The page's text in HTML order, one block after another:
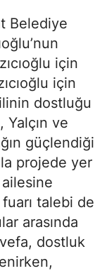
Belediye
için
için
dostluğu
Yalçın ve
güçlendiği
projede yer
ailesine
talebi de
arasında
dostluk